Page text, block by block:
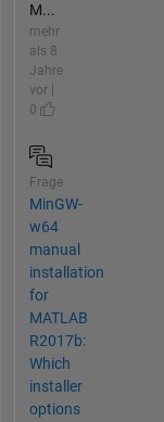
M...
mehr
als 8
Jahre
vor |
0
Frage
MinGW-
w64
manual
installation
for
MATLAB
R2017b:
Which
installer
options